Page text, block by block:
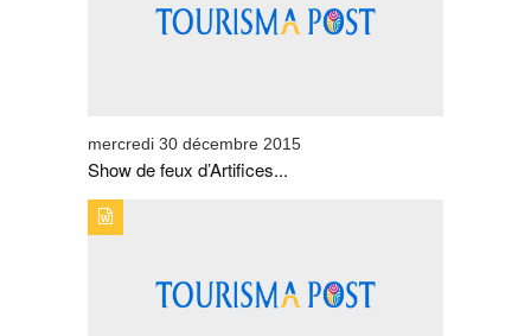
mercredi 30 décembre 2015
Show de feux d’Artifices...